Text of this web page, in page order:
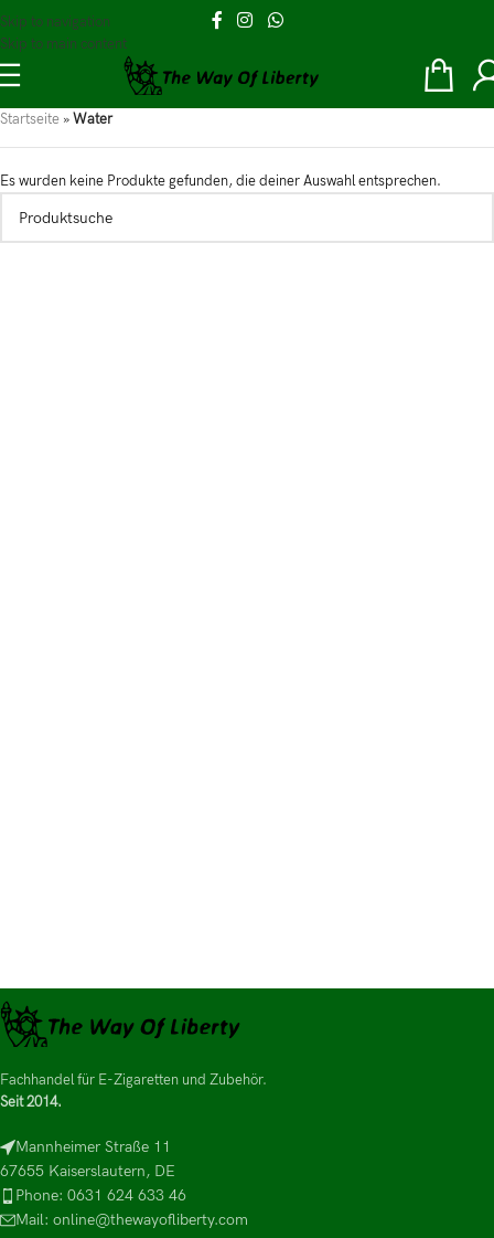
Skip to navigation
Skip to main content
Startseite »Water
Es wurden keine Produkte gefunden, die deiner Auswahl entsprechen.
Fachhandel für E-Zigaretten und Zubehör.
Seit 2014.
Mannheimer Straße 11
67655 Kaiserslautern, DE
Phone: 0631 624 633 46
Mail: online@thewayofliberty.com